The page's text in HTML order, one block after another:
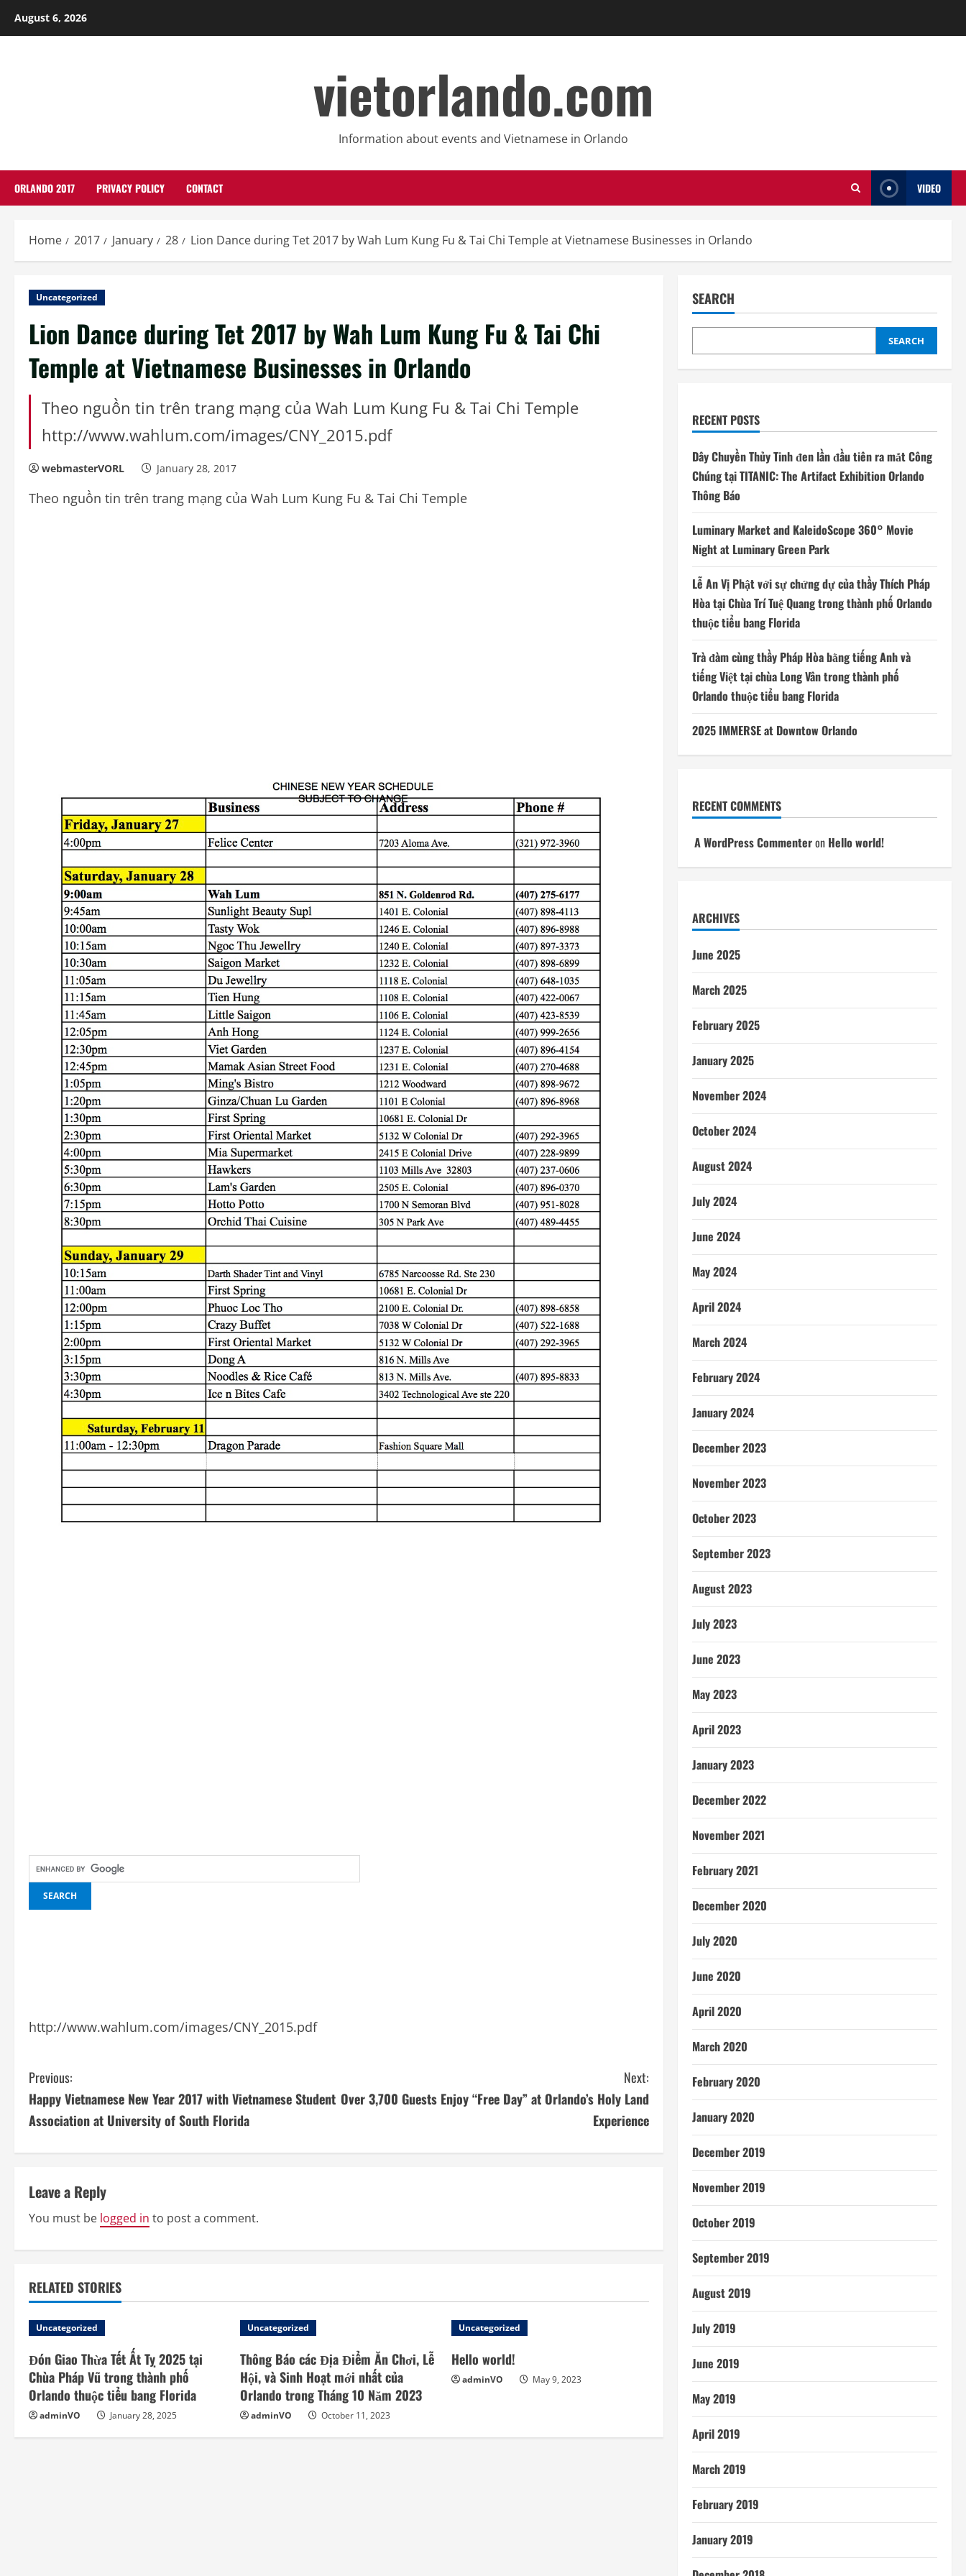
August 6, 2026
vietorlando.com
Information about events and Vietnamese in Orlando
ORLANDO 2017 PRIVACY POLICY CONTACT VIDEO
Home 2017 January 28 Lion Dance during Tet 2017 by Wah Lum Kung Fu & Tai Chi Temple at Vietnamese Businesses in Orlando
Uncategorized
Lion Dance during Tet 2017 by Wah Lum Kung Fu & Tai Chi
Temple at Vietnamese Businesses in Orlando
Theo nguồn tin trên trang mạng của Wah Lum Kung Fu & Tai Chi Temple
http://www.wahlum.com/images/CNY_2015.pdf
webmasterVORL January 28, 2017
Theo nguồn tin trên trang mạng của Wah Lum Kung Fu & Tai Chi Temple
http://www.wahlum.com/images/CNY_2015.pdf
C
o
i
n
u
e
R
e
a
d
i
Previous:
Happy Vietnamese New Year 2017 with Vietnamese Student
Association at University of South Florida
Next:
Over 3,700 Guests Enjoy “Free Day” at Orlando’s Holy Land
Experience
Leave a Reply
You must be logged in to post a comment.
RELATED STORIES
Uncategorized
Đón Giao Thừa Tết Ất Tỵ 2025 tại
Chùa Pháp Vũ trong thành phố
Orlando thuộc tiểu bang Florida
adminVO January 28, 2025
Uncategorized
Thông Báo các Địa Điểm Ăn Chơi, Lễ
Hội, và Sinh Hoạt mới nhất của
Orlando trong Tháng 10 Năm 2023
adminVO October 11, 2023
Uncategorized
Hello world!
adminVO May 9, 2023
SEARCH
SEARCH
RECENT POSTS
Dây Chuyền Thủy Tinh đen lần đầu tiên ra mắt Công
Chúng tại TITANIC: The Artifact Exhibition Orlando
Thông Báo
Luminary Market and KaleidoScope 360° Movie
Night at Luminary Green Park
Lễ An Vị Phật với sự chứng dự của thầy Thích Pháp
Hòa tại Chùa Trí Tuệ Quang trong thành phố Orlando
thuộc tiểu bang Florida
Trà đàm cùng thầy Pháp Hòa bằng tiếng Anh và
tiếng Việt tại chùa Long Vân trong thành phố
Orlando thuộc tiểu bang Florida
2025 IMMERSE at Downtow Orlando
RECENT COMMENTS
A WordPress Commenteron Hello world!
ARCHIVES
June 2025
March 2025
February 2025
January 2025
November 2024
October 2024
August 2024
July 2024
June 2024
May 2024
April 2024
March 2024
February 2024
January 2024
December 2023
November 2023
October 2023
September 2023
August 2023
July 2023
June 2023
May 2023
April 2023
January 2023
December 2022
November 2021
February 2021
December 2020
July 2020
June 2020
April 2020
March 2020
February 2020
January 2020
December 2019
November 2019
October 2019
September 2019
August 2019
July 2019
June 2019
May 2019
April 2019
March 2019
February 2019
January 2019